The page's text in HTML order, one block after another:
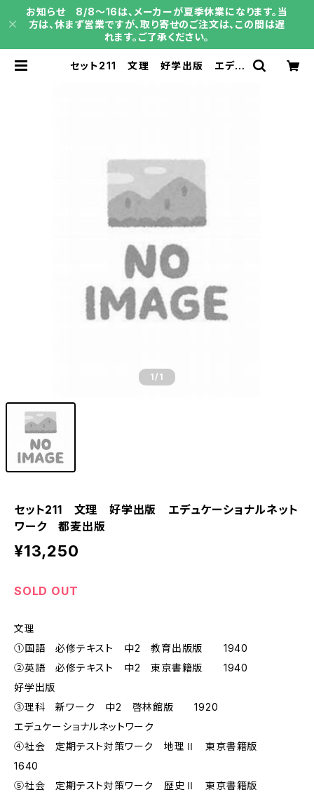
お知らせ 8/8～16は、メーカーが夏季休業になります。当
方は、休まず営業ですが、取り寄せのご注文は、この間は遅
れます。ご了承ください。
セット211 文理 好学出版 エデュ
1 /1
セット211 文理 好学出版 エデュケーショナルネット
ワーク 都麦出版
¥13,250
SOLD OUT
文理
①国語 必修テキスト 中2 教育出版版 1940
②英語 必修テキスト 中2 東京書籍版 1940
好学出版
③理科 新ワーク 中2 啓林館版 1920
エデュケーショナルネットワーク
④社会 定期テスト対策ワーク 地理Ⅱ 東京書籍版
1640
⑤社会 定期テスト対策ワーク 歴史Ⅱ 東京書籍版